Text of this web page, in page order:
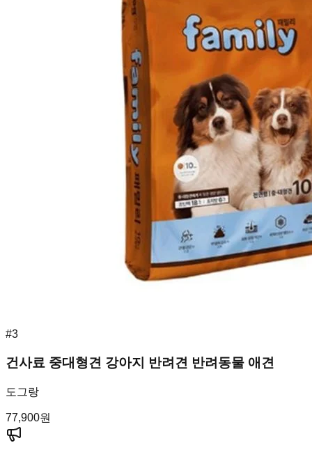
#3
건사료 중대형견 강아지 반려견 반려동물 애견
도그랑
77,900원